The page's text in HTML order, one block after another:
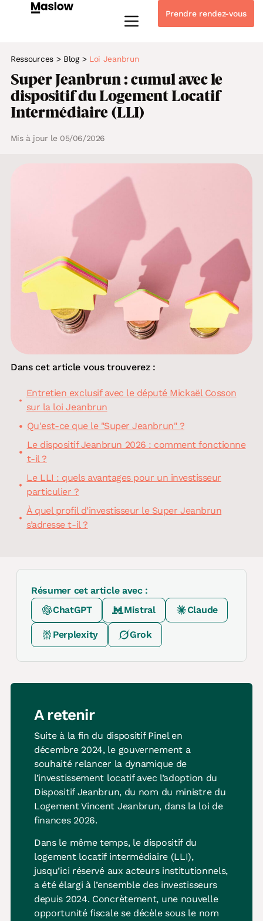
Prendre rendez-vous
Ressources> Blog> Loi Jeanbrun
Super Jeanbrun : cumul avec le
dispositif du Logement Locatif
Intermédiaire (LLI)
Mis à jour le 05/06/2026
Dans cet article vous trouverez :
Entretien exclusif avec le député Mickaël Cosson
sur la loi Jeanbrun
Qu'est-ce que le "Super Jeanbrun" ?
Le dispositif Jeanbrun 2026 : comment fonctionne
t-il ?
Le LLI : quels avantages pour un investisseur
particulier ?
À quel profil d’investisseur le Super Jeanbrun
s’adresse t-il ?
Résumer cet article avec :
ChatGPT
Mistral Claude
Perplexity Grok
A retenir
Suite à la fin du dispositif Pinel en
décembre 2024, le gouvernement a
souhaité relancer la dynamique de
l’investissement locatif avec l’adoption du
Dispositif Jeanbrun, du nom du ministre du
Logement Vincent Jeanbrun, dans la loi de
finances 2026.
Dans le même temps, le dispositif du
logement locatif intermédiaire (LLI),
jusqu’ici réservé aux acteurs institutionnels,
a été élargi à l’ensemble des investisseurs
depuis 2024. Concrètement, une nouvelle
opportunité fiscale se décèle sous le nom